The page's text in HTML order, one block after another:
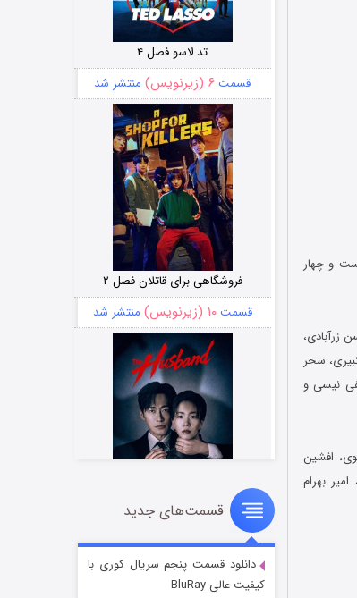
و چهار
زرآبادی،
سحر
نیسی و
افشین
بهرام
تد لاسو فصل ۴
قسمت ۶ (زیرنویس) منتشر شد
فروشگاهی برای قاتلان فصل ۲
قسمت۱۰ (زیرنویس) منتشر شد
شوهر
قسمت۸ (زیرنویس) منتشر شد
قسمت‌های جدید
دانلود قسمت پنجم سریال کوری با
کیفیت عالی BluRay